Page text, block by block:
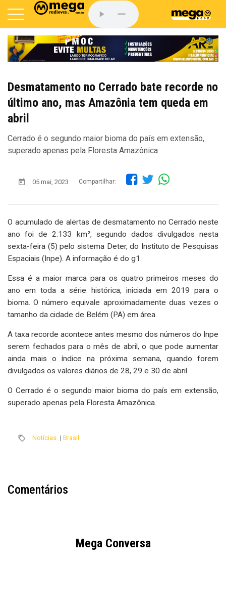
Desmatamento no Cerrado bate recorde no
último ano, mas Amazônia tem queda em
abril
Cerrado é o segundo maior bioma do país em extensão,
superado apenas pela Floresta Amazônica
05 mai, 2023 Compartilhar:
O acumulado de alertas de desmatamento no Cerrado neste
ano foi de 2.133 km², segundo dados divulgados nesta
sexta-feira (5) pelo sistema Deter, do Instituto de Pesquisas
Espaciais (Inpe). A informação é do g1.
Essa é a maior marca para os quatro primeiros meses do
ano em toda a série histórica, iniciada em 2019 para o
bioma. O número equivale aproximadamente duas vezes o
tamanho da cidade de Belém (PA) em área.
A taxa recorde acontece antes mesmo dos números do Inpe
serem fechados para o mês de abril, o que pode aumentar
ainda mais o índice na próxima semana, quando forem
divulgados os valores diários de 28, 29 e 30 de abril.
O Cerrado é o segundo maior bioma do país em extensão,
superado apenas pela Floresta Amazônica.
Notícias | Brasil
Comentários
Mega Conversa